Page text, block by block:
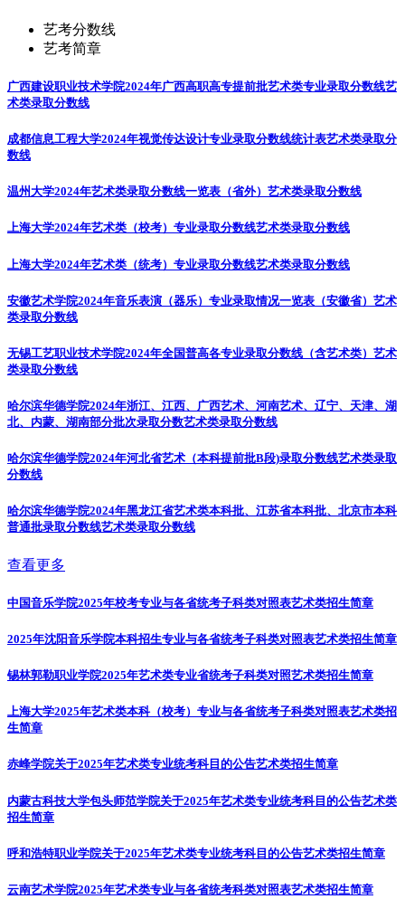
艺考分数线
艺考简章
广西建设职业技术学院2024年广西高职高专提前批艺术类专业录取分数线艺
术类录取分数线
成都信息工程大学2024年视觉传达设计专业录取分数线统计表艺术类录取分
数线
温州大学2024年艺术类录取分数线一览表（省外） 艺术类录取分数线
上海大学2024年艺术类（校考）专业录取分数线艺术类录取分数线
上海大学2024年艺术类（统考）专业录取分数线艺术类录取分数线
安徽艺术学院2024年音乐表演（器乐）专业录取情况一览表（安徽省） 艺术
类录取分数线
无锡工艺职业技术学院2024年全国普高各专业录取分数线（含艺术类） 艺术
类录取分数线
哈尔滨华德学院2024年浙江、江西、广西艺术、河南艺术、辽宁、天津、湖
北、内蒙、湖南部分批次录取分数艺术类录取分数线
哈尔滨华德学院2024年河北省艺术（本科提前批B段)录取分数线艺术类录取
分数线
哈尔滨华德学院2024年黑龙江省艺术类本科批、江苏省本科批、北京市本科
普通批录取分数线艺术类录取分数线
查看更多
中国音乐学院2025年校考专业与各省统考子科类对照表艺术类招生简章
2025年沈阳音乐学院本科招生专业与各省统考子科类对照表艺术类招生简章
锡林郭勒职业学院2025年艺术类专业省统考子科类对照艺术类招生简章
上海大学2025年艺术类本科（校考）专业与各省统考子科类对照表艺术类招
生简章
赤峰学院关于2025年艺术类专业统考科目的公告艺术类招生简章
内蒙古科技大学包头师范学院关于2025年艺术类专业统考科目的公告艺术类
招生简章
呼和浩特职业学院关于2025年艺术类专业统考科目的公告艺术类招生简章
云南艺术学院2025年艺术类专业与各省统考科类对照表艺术类招生简章